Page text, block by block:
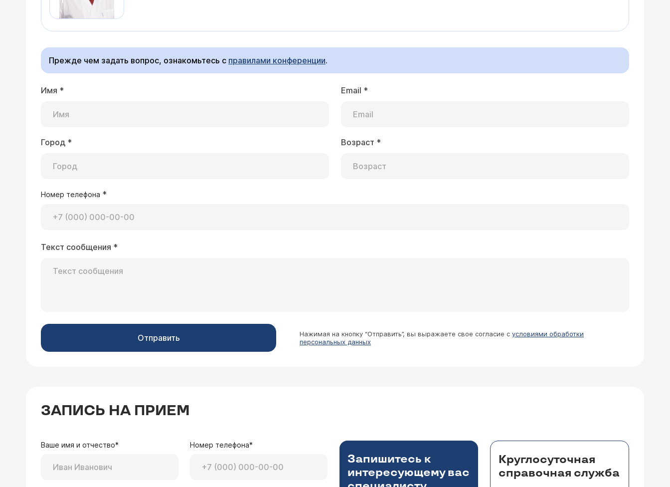
Прежде чем задать вопрос, ознакомьтесь с правилами конференции.
Имя * Email *
Город * Возраст *
Номер телефона *
Текст сообщения *
Отправить Нажимая на кнопку “Отправить”, вы выражаете свое согласие сусловиями обработки
персональных данных
ЗАПИСЬ НА ПРИЕМ
Ваше имя и отчество* Номер телефона*
Запишитесь к
интересующему вас
Круглосуточная
справочная служба